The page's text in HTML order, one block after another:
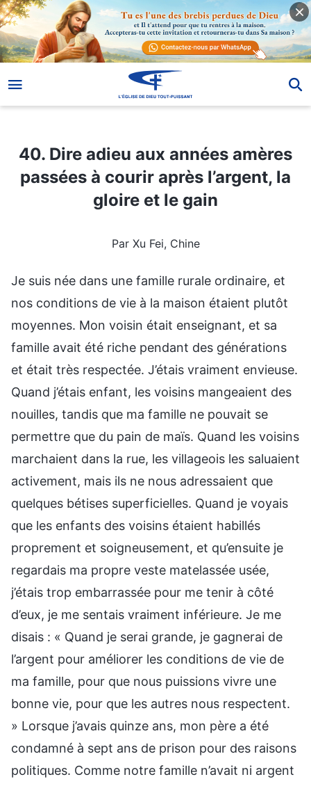
40. Dire adieu aux années amères
passées à courir après l’argent, la
gloire et le gain
Par Xu Fei, Chine
Je suis née dans une famille rurale ordinaire, et
nos conditions de vie à la maison étaient plutôt
moyennes. Mon voisin était enseignant, et sa
famille avait été riche pendant des générations
et était très respectée. J’étais vraiment envieuse.
Quand j’étais enfant, les voisins mangeaient des
nouilles, tandis que ma famille ne pouvait se
permettre que du pain de maïs. Quand les voisins
marchaient dans la rue, les villageois les saluaient
activement, mais ils ne nous adressaient que
quelques bétises superficielles. Quand je voyais
que les enfants des voisins étaient habillés
proprement et soigneusement, et qu’ensuite je
regardais ma propre veste matelassée usée,
j’étais trop embarrassée pour me tenir à côté
d’eux, je me sentais vraiment inférieure. Je me
disais : « Quand je serai grande, je gagnerai de
l’argent pour améliorer les conditions de vie de
ma famille, pour que nous puissions vivre une
bonne vie, pour que les autres nous respectent.
» Lorsque j’avais quinze ans, mon père a été
condamné à sept ans de prison pour des raisons
politiques. Comme notre famille n’avait ni argent